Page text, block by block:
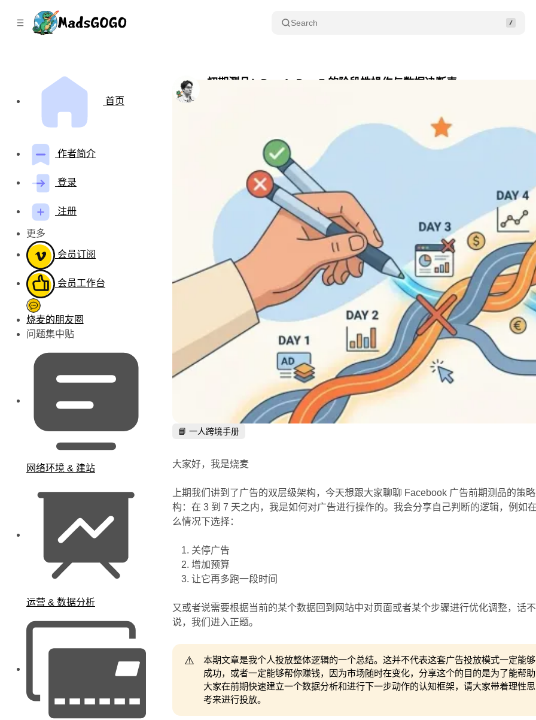
Search
首页
作者简介
登录
注册
更多
会员订阅
会员工作台
烧麦的朋友圈
问题集中贴
网络环境 & 建站
运营 & 数据分析
初期测品：Day 1~Day 7 的阶段性操作与数据决断表
📘 一人跨境手册
大家好，我是烧麦
上期我们讲到了广告的双层级架构，今天想跟大家聊聊 Facebook 广告前期测品的策
构：在 3 到 7 天之内，我是如何对广告进行操作的。我会分享自己判断的逻辑，例如
么情况下选择：
关停广告
增加预算
让它再多跑一段时间
又或者说需要根据当前的某个数据回到网站中对页面或者某个步骤进行优化调整，话
说，我们进入正题。
⚠️
本期文章是我个人投放整体逻辑的一个总结。这并不代表这套广告投放模式一定能够
成功，或者一定能够帮你赚钱，因为市场随时在变化，分享这个的目的是为了能帮助
大家在前期快速建立一个数据分析和进行下一步动作的认知框架，请大家带着理性思
考来进行投放。